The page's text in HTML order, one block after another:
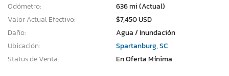
Odómetro:
636 mi (Actual)
Valor Actual Efectivo:
$7,450 USD
Daño:
Agua / Inundación
Ubicación:
Spartanburg, SC
Status de Venta:
En Oferta Mínima